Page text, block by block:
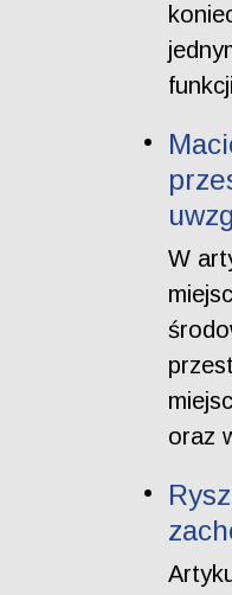
W
oraz